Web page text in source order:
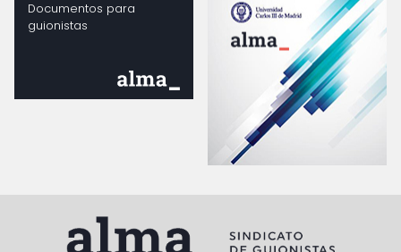
Documentos para
guionistas